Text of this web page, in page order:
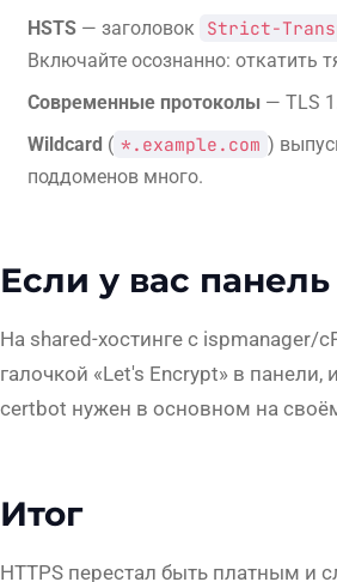
HSTS— заголовок Strict-
Включайте осознанно: откатить
Современные протоколы — TLS
Wildcard ( *.example.com )
поддоменов много.
Если у вас панель
На shared-хостинге с ispmanager/
галочкой «Let's Encrypt» в
certbot нужен в основном на
Итог
HTTPS перестал быть платным и